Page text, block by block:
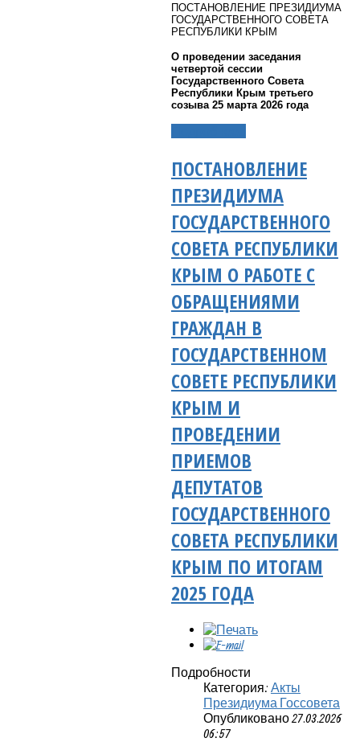
ПОСТАНОВЛЕНИЕ ПРЕЗИДИУМА
ГОСУДАРСТВЕННОГО СОВЕТА
РЕСПУБЛИКИ КРЫМ
О проведении заседания
четвертой сессии
Государственного Совета
Республики Крым третьего
созыва 25 марта 2026 года
ПОСТАНОВЛЕНИЕ
ПРЕЗИДИУМА
ГОСУДАРСТВЕННОГО
СОВЕТА РЕСПУБЛИКИ
КРЫМ О РАБОТЕ С
ОБРАЩЕНИЯМИ
ГРАЖДАН В
ГОСУДАРСТВЕННОМ
СОВЕТЕ РЕСПУБЛИКИ
КРЫМ И
ПРОВЕДЕНИИ
ПРИЕМОВ
ДЕПУТАТОВ
ГОСУДАРСТВЕННОГО
СОВЕТА РЕСПУБЛИКИ
КРЫМ ПО ИТОГАМ
2025 ГОДА
Подробности
Категория: Акты
Президиума Госсовета
Опубликовано 27.03.2026
06:57